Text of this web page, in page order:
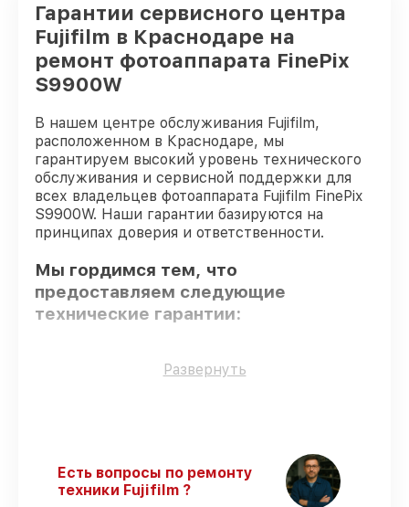
Гарантии сервисного центра
Fujifilm в Краснодаре на
ремонт фотоаппарата FinePix
S9900W
В нашем центре обслуживания Fujifilm,
расположенном в Краснодаре, мы
гарантируем высокий уровень технического
обслуживания и сервисной поддержки для
всех владельцев фотоаппарата Fujifilm FinePix
S9900W. Наши гарантии базируются на
принципах доверия и ответственности.
Мы гордимся тем, что
предоставляем следующие
технические гарантии:
Только фирменные комплектующие
подтверждает их уровень мастерства.
Соблюдение сроков починки–
гарантируем завершение работ без
Развернуть
Есть вопросы по ремонту
техники Fujifilm ?